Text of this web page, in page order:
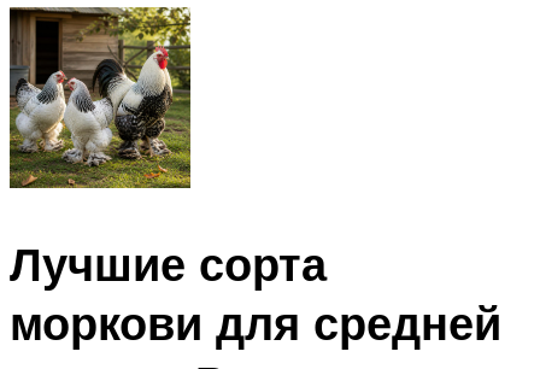
Лучшие сорта
моркови для средней